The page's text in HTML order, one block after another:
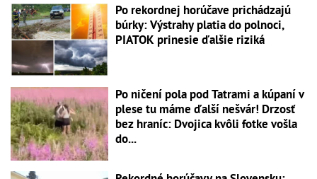
Po rekordnej horúčave prichádzajú
búrky: Výstrahy platia do polnoci,
PIATOK prinesie ďalšie riziká
Po ničení pola pod Tatrami a kúpaní v
plese tu máme ďalší nešvár! Drzosť
bez hraníc: Dvojica kvôli fotke vošla
do...